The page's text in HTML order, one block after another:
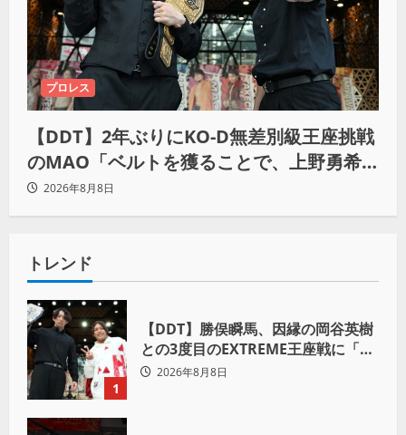
プロレス
【DDT】2年ぶりにKO-D無差別級王座挑戦
のMAO「ベルトを獲ることで、上野勇希
とMAOで一時代あったんだよって残した
い」
2026年8月8日
トレンド
1
【DDT】勝俣瞬馬、因縁の岡谷英樹
との3度目のEXTREME王座戦に「僕
が本当の岡谷英樹を引き出して獲り
2026年8月8日